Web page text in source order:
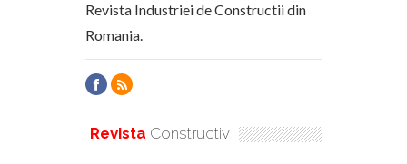
Revista Industriei de Constructii din
Romania.
Revista Constructiv